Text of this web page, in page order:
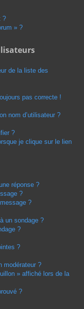
?
» ?
de la liste des
pas correcte !
nom d’utilisateur ?
?
je clique sur le lien
réponse ?
?
?
un sondage ?
?
?
modérateur ?
» affiché lors de la
?